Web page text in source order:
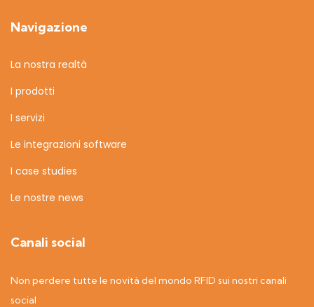
Navigazione
La nostra realtà
I prodotti
I servizi
Le integrazioni software
I case studies
Le nostre news
Canali social
Non perdere tutte le novità del mondo RFID sui nostri canali
social